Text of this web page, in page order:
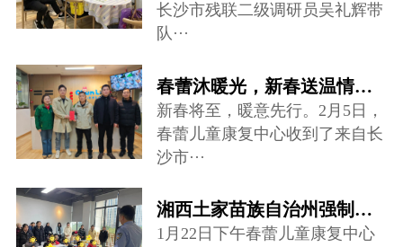
长沙市残联二级调研员吴礼辉带
队···
春蕾沐暖光，新春送温情——爱心慰问走进儿童康复中心
新春将至，暖意先行。2月5日，
春蕾儿童康复中心收到了来自长
沙市···
湘西土家苗族自治州强制隔离戒毒所禁毒宣讲团队来到春蕾儿童康复中心···
1月22日下午春蕾儿童康复中心